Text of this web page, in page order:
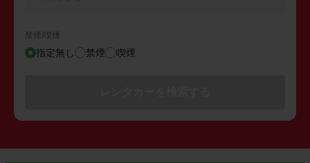
禁煙/喫煙
指定無し 禁煙 喫煙